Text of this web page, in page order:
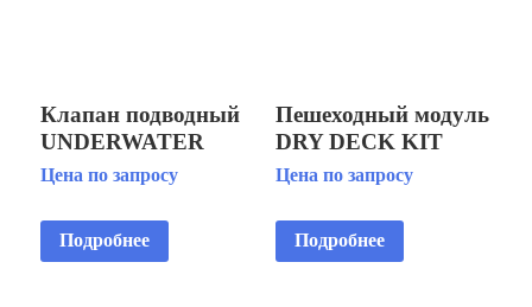
Клапан подводный
UNDERWATER
SOLENOID IP68 1,
STAINLESS STEEL
BODY, NORMAL
Цена по запросу
Подробнее
Пешеходный модуль
DRY DECK KIT
FPK-2000
Цена по запросу
Подробнее